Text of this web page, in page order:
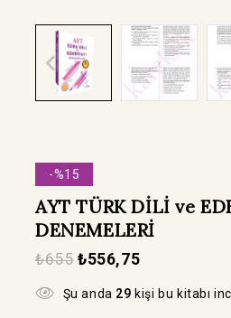
-%15
AYT TÜRK DİLİ ve
DENEMELERİ
₺655 ₺556,75
Şu anda 29 kişi bu kitabı